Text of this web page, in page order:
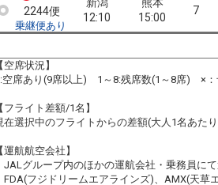
2244便
乗継便あり
新潟
12:10
熊本
15:00
7
2244便
新潟
12:10
熊本
18:35
クラスJを利用する 3
2246便
乗継便あり
16:00
18:35
【空席状況】
空席あり(9席以上) 1～8:残席数(1～8席) ×：
【フライト差額/1名】
在選択中のフライトからの差額(大人1名あたり
【運航航空会社】
JALグループ内のほかの運航会社・乗務員に
FDA(フジドリームエアラインズ)、AMX(天